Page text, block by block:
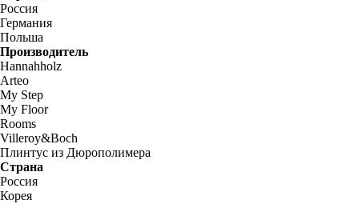
Россия
Германия
Польша
Производитель
Hannahholz
Arteo
My Step
My Floor
Rooms
Villeroy&Boch
Плинтус из Дюрополимера
Страна
Россия
Корея